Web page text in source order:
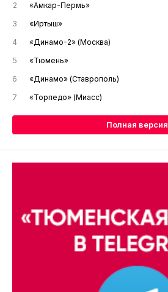
2
«Амкар-Пермь»
3
«Иртыш»
4
«Динамо-2» (Москва)
5
«Тюмень»
6
«Динамо» (Ставрополь)
7
«Торпедо» (Миасс)
Полная версия